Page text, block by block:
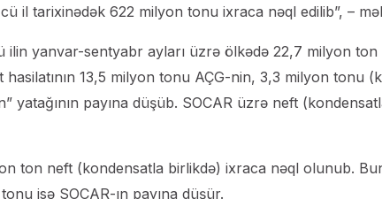
il tarixinədək 622 milyon tonu ixraca nəql edilib”, –
ilin yanvar-sentyabr ayları üzrə ölkədə 22,7 milyon
13,5 milyon tonu AÇG-nin, 3,3 milyon tonu
yatağının payına düşüb. SOCAR üzrə neft
ton neft (kondensatla birlikdə) ixraca nəql olunub.
isə SOCAR-ın payına düşür.